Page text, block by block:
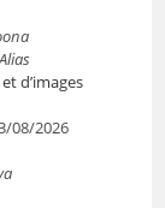
Alias
d’images
08/2026